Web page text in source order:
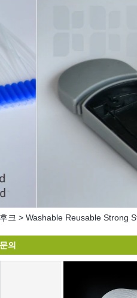
크 > Washable Reusable Strong
문의